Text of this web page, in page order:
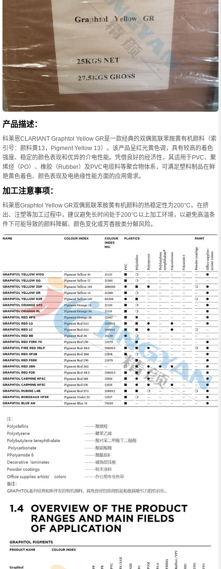
产品描述：
科莱恩CLARIANT Graphtol Yellow GR是一款经典的双偶氮联苯胺黄有机颜料（索
引号：颜料黄13，Pigment Yellow 13）。该产品呈红光黄色调，具有较高的着色
强度、稳定的颜色表现和优异的介电性能。凭借良好的经济性，其适用于PVC、聚
烯烃（PO）、橡胶（Rubber）及PVC电缆料等聚合物体系，可满足塑料制品在鲜
艳黄色着色、颜色表现及电绝缘性能方面的应用需求。
加工注意事项：
科莱恩Graphtol Yellow GR双偶氮联苯胺黄有机颜料的热稳定性为200℃。在挤
出、注塑等加工过程中，建议避免长时间处于200℃以上加工环境，以避免高温条
件下可能导致的颜料降解、颜色变化或芳香胺类分解风险。